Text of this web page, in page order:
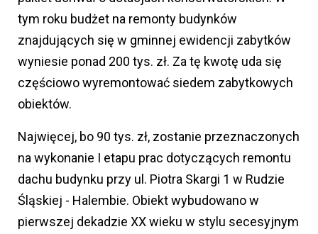
tym roku budżet na remonty budynków
znajdujących się w gminnej ewidencji zabytków
wyniesie ponad 200 tys. zł. Za tę kwotę uda się
częściowo wyremontować siedem zabytkowych
obiektów.
Najwięcej, bo 90 tys. zł, zostanie przeznaczonych
na wykonanie I etapu prac dotyczących remontu
dachu budynku przy ul. Piotra Skargi 1 w Rudzie
Śląskiej - Halembie. Obiekt wybudowano w
pierwszej dekadzie XX wieku w stylu secesyjnym